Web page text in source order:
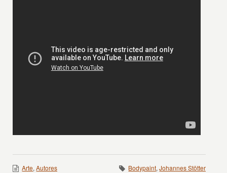
Arte,Autores Bodypaint,Johannes Stötter